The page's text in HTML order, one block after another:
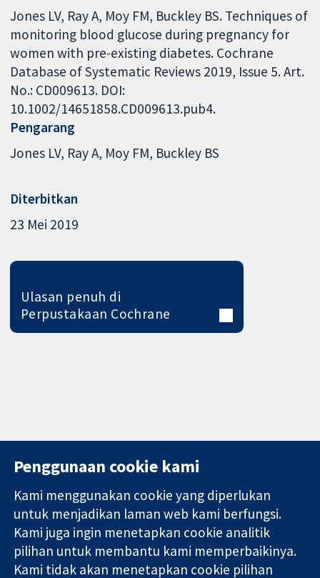
Jones LV, Ray A, Moy FM, Buckley BS. Techniques of
monitoring blood glucose during pregnancy for
women with pre-existing diabetes. Cochrane
Database of Systematic Reviews 2019, Issue 5. Art.
No.: CD009613. DOI:
10.1002/14651858.CD009613.pub4.
Pengarang
Jones LV Ray A Moy FM Buckley BS
Diterbitkan
23 Mei 2019
Ulasan penuh di
Perpustakaan Cochrane
Bukti yang
dipercayai.
keputusan
11-13 Cavendish
Square
London
W1G 0AN
United Kingdom
Hubungi kita
Berita
Pejabat
akhbar
Perihal Kami
Penggunaan cookie kami
Kami menggunakan cookie yang diperlukan
untuk menjadikan laman web kami berfungsi.
Kami juga ingin menetapkan cookie analitik
pilihan untuk membantu kami memperbaikinya.
Kami tidak akan menetapkan cookie pilihan